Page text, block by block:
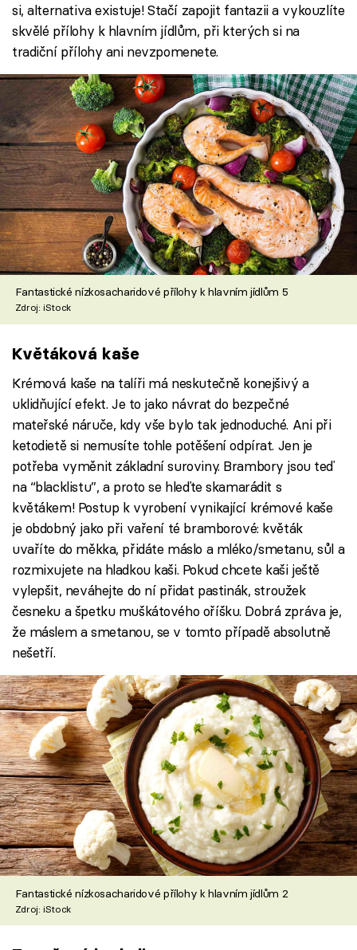
si, alternativa existuje! Stačí zapojit fantazii a vykouzlíte
skvělé přílohy k hlavním jídlům, při kterých si na
tradiční přílohy ani nevzpomenete.
Fantastické nízkosacharidové přílohy k hlavním jídlům 5
Zdroj: iStock
Květáková kaše
Krémová kaše na talíři má neskutečně konejšivý a
uklidňující efekt. Je to jako návrat do bezpečné
mateřské náruče, kdy vše bylo tak jednoduché. Ani při
ketodietě si nemusíte tohle potěšení odpírat. Jen je
potřeba vyměnit základní suroviny. Brambory jsou teď
na “blacklistu”, a proto se hleďte skamarádit s
květákem! Postup k vyrobení vynikající krémové kaše
je obdobný jako při vaření té bramborové: květák
uvaříte do měkka, přidáte máslo a mléko/smetanu, sůl a
rozmixujete na hladkou kaši. Pokud chcete kaši ještě
vylepšit, neváhejte do ní přidat pastinák, stroužek
česneku a špetku muškátového oříšku. Dobrá zpráva je,
že máslem a smetanou, se v tomto případě absolutně
nešetří.
Fantastické nízkosacharidové přílohy k hlavním jídlům 2
Zdroj: iStock